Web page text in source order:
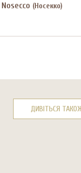
Nosecco (Носекко)
ДИВІТЬСЯ